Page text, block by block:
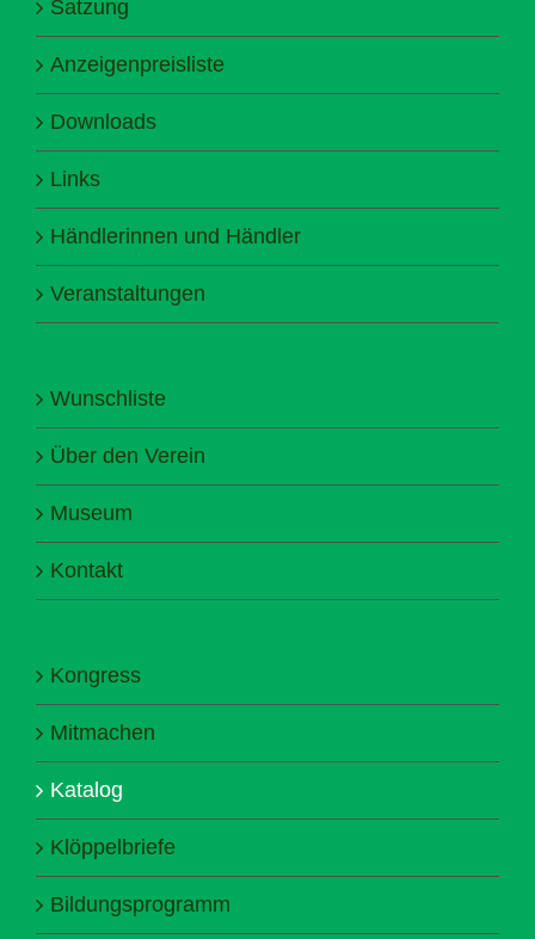
Satzung
Anzeigenpreisliste
Downloads
Links
Händlerinnen und Händler
Veranstaltungen
Wunschliste
Über den Verein
Museum
Kontakt
Kongress
Mitmachen
Katalog
Klöppelbriefe
Bildungsprogramm